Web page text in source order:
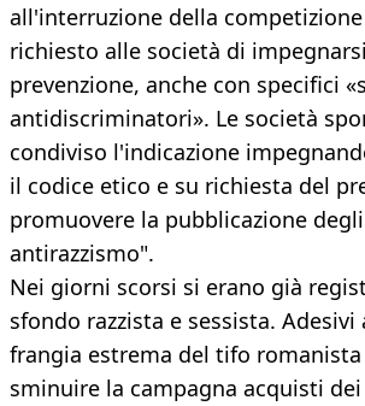
all'interruzione della
richiesto alle società di
prevenzione, anche con specifici
antidiscriminatori». Le società
condiviso l'indicazione
il codice etico e su richiesta del
promuovere la pubblicazione
antirazzismo".
Nei giorni scorsi si erano già
sfondo razzista e sessista.
frangia estrema del tifo
sminuire la campagna acquisti